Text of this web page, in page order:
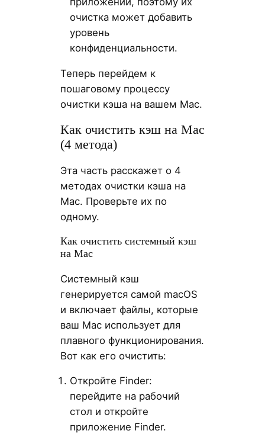
очистка может добавить
уровень
конфиденциальности.
Теперь перейдем к
пошаговому процессу
очистки кэша на вашем Mac.
Как очистить кэш на Mac
(4 метода)
Эта часть расскажет о 4
методах очистки кэша на
Mac. Проверьте их по
одному.
Как очистить системный кэш
на Mac
Системный кэш
генерируется самой macOS
и включает файлы, которые
ваш Mac использует для
плавного функционирования.
Вот как его очистить:
Откройте Finder:
перейдите на рабочий
стол и откройте
приложение Finder.